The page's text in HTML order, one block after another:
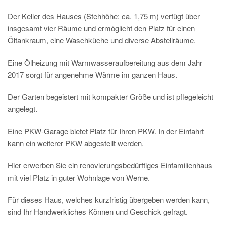
Der Keller des Hauses (Stehhöhe: ca. 1,75 m) verfügt über
insgesamt vier Räume und ermöglicht den Platz für einen
Öltankraum, eine Waschküche und diverse Abstellräume.
Eine Ölheizung mit Warmwasseraufbereitung aus dem Jahr
2017 sorgt für angenehme Wärme im ganzen Haus.
Der Garten begeistert mit kompakter Größe und ist pflegeleicht
angelegt.
Eine PKW-Garage bietet Platz für Ihren PKW. In der Einfahrt
kann ein weiterer PKW abgestellt werden.
Hier erwerben Sie ein renovierungsbedürftiges Einfamilienhaus
mit viel Platz in guter Wohnlage von Werne.
Für dieses Haus, welches kurzfristig übergeben werden kann,
sind Ihr Handwerkliches Können und Geschick gefragt.